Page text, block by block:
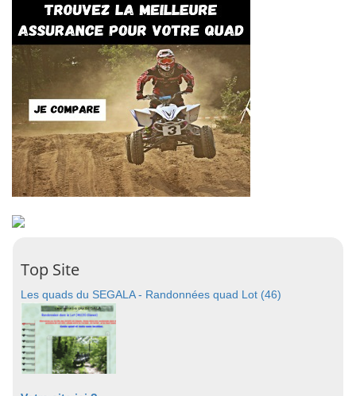
Top Site
Les quads du SEGALA - Randonnées quad Lot (46)